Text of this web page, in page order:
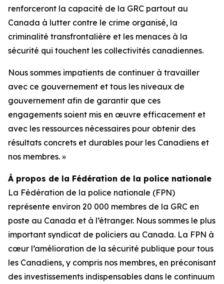
renforceront la capacité de la GRC partout au
Canada à lutter contre le crime organisé, la
criminalité transfrontalière et les menaces à la
sécurité qui touchent les collectivités canadiennes.
Nous sommes impatients de continuer à travailler
avec ce gouvernement et tous les niveaux de
gouvernement afin de garantir que ces
engagements soient mis en œuvre efficacement et
avec les ressources nécessaires pour obtenir des
résultats concrets et durables pour les Canadiens et
nos membres. »
À propos de la Fédération de la police nationale
La Fédération de la police nationale (FPN)
représente environ 20 000 membres de la GRC en
poste au Canada et à l’étranger. Nous sommes le plus
important syndicat de policiers au Canada. La FPN à
cœur l’amélioration de la sécurité publique pour tous
les Canadiens, y compris nos membres, en préconisant
des investissements indispensables dans le continuum